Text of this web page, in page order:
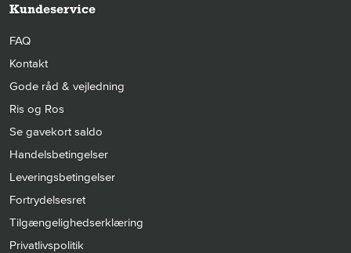
Kundeservice
FAQ
Kontakt
Gode råd & vejledning
Ris og Ros
Se gavekort saldo
Handelsbetingelser
Leveringsbetingelser
Fortrydelsesret
Tilgængelighedserklæring
Privatlivspolitik